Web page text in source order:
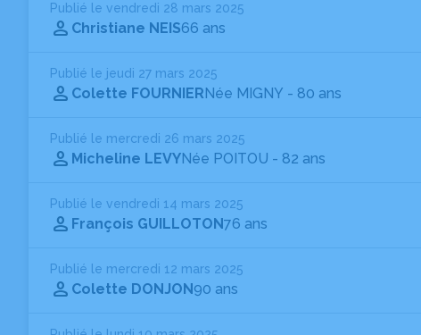
Publié le vendredi 28 mars 2025
Christiane NEIS66 ans
Publié le jeudi 27 mars 2025
Colette FOURNIERNée MIGNY - 80 ans
Publié le mercredi 26 mars 2025
Micheline LEVYNée POITOU - 82 ans
Publié le vendredi 14 mars 2025
François GUILLOTON76 ans
Publié le mercredi 12 mars 2025
Colette DONJON90 ans